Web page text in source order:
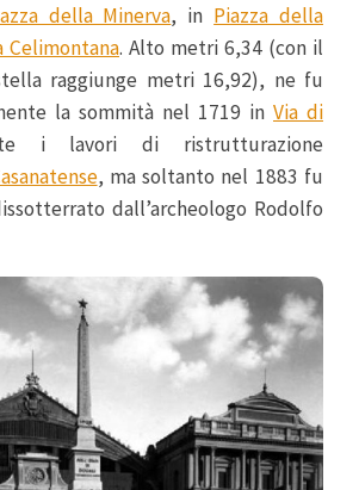
della Minerva, in Piazza della
Celimontana. Alto metri 6,34 (con il
raggiunge metri 16,92), ne fu
la sommità nel 1719 in Via di
i lavori di ristrutturazione
, ma soltanto nel 1883 fu
dall’archeologo Rodolfo